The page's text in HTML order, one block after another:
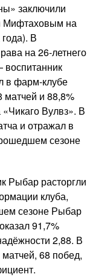
заключили
Мифтаховым на
В
на 26-летнего
воспитанник
в фарм-клубе
матчей и 88,8%
Вулвз». В
и отражал в
сезоне
Рыбар расторгли
клуба,
сезоне Рыбар
91,7%
2,88. В
68 побед,